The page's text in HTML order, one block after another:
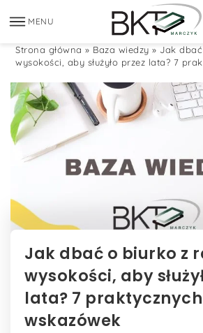
MENU
Strona główna » Baza wiedzy » Jak
wysokości, aby służyło przez lata? 7
Jak dbać o biurko z
wysokości, aby
lata? 7 praktycznych
wskazówek